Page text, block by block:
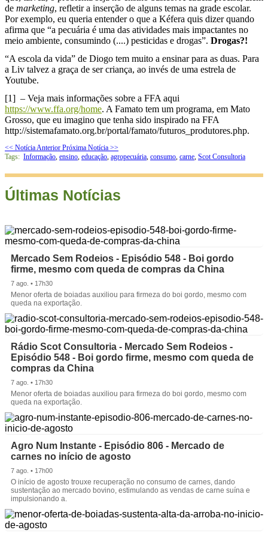
de marketing, refletir a inserção de alguns temas na grade escolar.
Por exemplo, eu queria entender o que a Kéfera quis dizer quando
afirma que “a pecuária é uma das atividades mais impactantes no
meio ambiente, consumindo (....) pesticidas e drogas”. Drogas?!
“A escola da vida” de Diogo tem muito a ensinar para as duas. Para
a Liv talvez a graça de ser criança, ao invés de uma estrela de
Youtube.
[1] – Veja mais informações sobre a FFA aqui
https://www.ffa.org/home. A Famato tem um programa, em Mato
Grosso, que eu imagino que tenha sido inspirado na FFA
http://sistemafamato.org.br/portal/famato/futuros_produtores.php.
<< Notícia Anterior Próxima Notícia >>
Tags: Informação, ensino, educação, agropecuária, consumo, carne, Scot Consultoria
Últimas Notícias
Mercado Sem Rodeios - Episódio 548 - Boi gordo
firme, mesmo com queda de compras da China
7 ago. • 17h30
Menor oferta de boiadas auxiliou para firmeza do boi gordo, mesmo com
queda na exportação.
Rádio Scot Consultoria - Mercado Sem Rodeios -
Episódio 548 - Boi gordo firme, mesmo com queda de
compras da China
7 ago. • 17h30
Menor oferta de boiadas auxiliou para firmeza do boi gordo, mesmo com
queda na exportação.
Agro Num Instante - Episódio 806 - Mercado de
carnes no início de agosto
7 ago. • 17h00
O início de agosto trouxe recuperação no consumo de carnes, dando
sustentação ao mercado bovino, estimulando as vendas de carne suína e
impulsionando a.